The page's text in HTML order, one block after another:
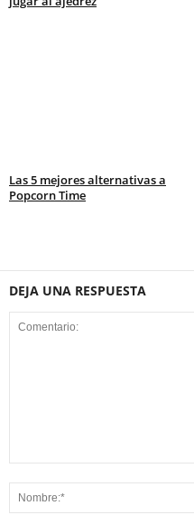
Las 5 mejores alternativas a
Popcorn Time
DEJA UNA RESPUESTA